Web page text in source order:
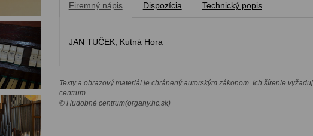
Firemný nápis Dispozícia Technický popis
JAN TUČEK, Kutná Hora
Texty a obrazový materiál je chránený autorským zákonom. Ich šírenie
centrum.
© Hudobné centrum(organy.hc.sk)